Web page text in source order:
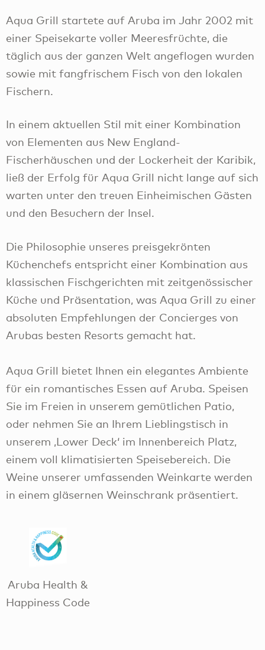
Aqua Grill startete auf Aruba im Jahr 2002 mit
einer Speisekarte voller Meeresfrüchte, die
täglich aus der ganzen Welt angeflogen wurden
sowie mit fangfrischem Fisch von den lokalen
Fischern.
In einem aktuellen Stil mit einer Kombination
von Elementen aus New England-
Fischerhäuschen und der Lockerheit der Karibik,
ließ der Erfolg für Aqua Grill nicht lange auf sich
warten unter den treuen Einheimischen Gästen
und den Besuchern der Insel.
Die Philosophie unseres preisgekrönten
Küchenchefs entspricht einer Kombination aus
klassischen Fischgerichten mit zeitgenössischer
Küche und Präsentation, was Aqua Grill zu einer
absoluten Empfehlungen der Concierges von
Arubas besten Resorts gemacht hat.
Aqua Grill bietet Ihnen ein elegantes Ambiente
für ein romantisches Essen auf Aruba. Speisen
Sie im Freien in unserem gemütlichen Patio,
oder nehmen Sie an Ihrem Lieblingstisch in
unserem ‚Lower Deck‘ im Innenbereich Platz,
einem voll klimatisierten Speisebereich. Die
Weine unserer umfassenden Weinkarte werden
in einem gläsernen Weinschrank präsentiert.
Aruba Health &
Happiness Code